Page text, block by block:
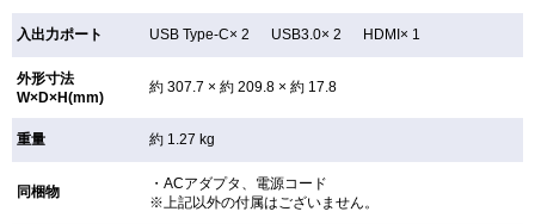
入出力ポート USB Type-C× 2 USB3.0× 2 HDMI× 1
外形寸法
W×D×H(mm)
約 307.7 × 約 209.8 × 約 17.8
重量 約 1.27 kg
同梱物
・ACアダプタ、電源コード
※上記以外の付属はございません。